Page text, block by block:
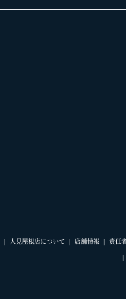
人見屋根店について 店舗情報 責任